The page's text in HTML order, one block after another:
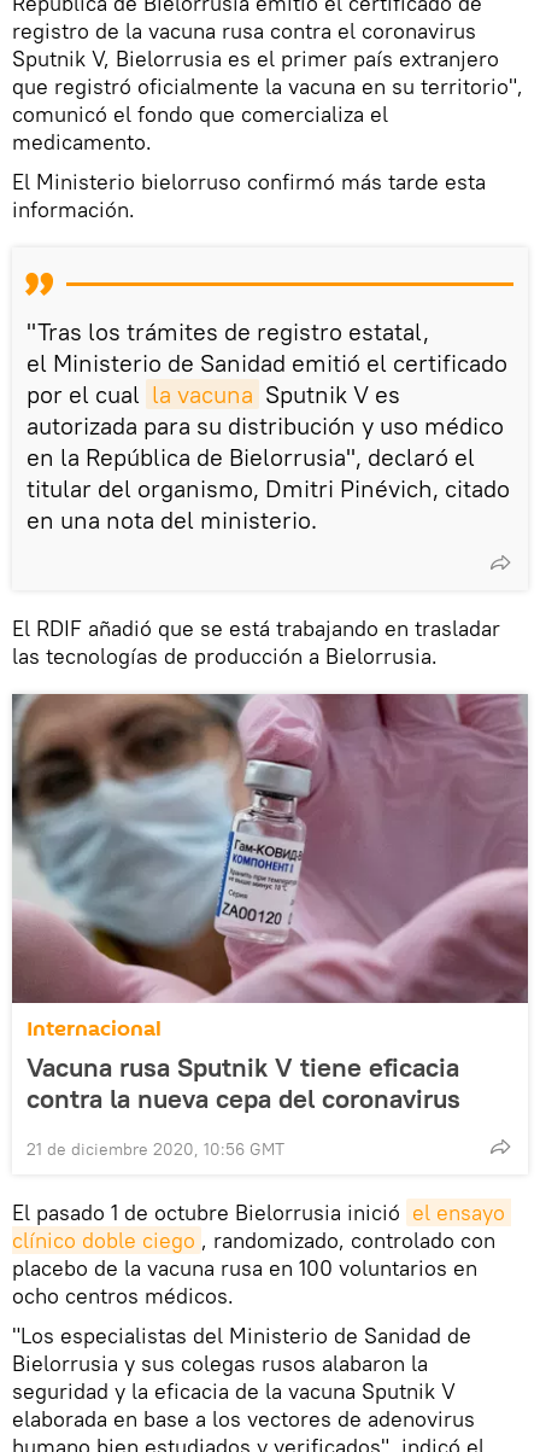
registro de la vacuna rusa contra el coronavirus
Sputnik V, Bielorrusia es el primer país extranjero
que registró oficialmente la vacuna en su territorio",
comunicó el fondo que comercializa el
medicamento.
El Ministerio bielorruso confirmó más tarde esta
información.
"Tras los trámites de registro estatal,
el Ministerio de Sanidad emitió el certificado
por el cual la vacuna Sputnik V es
autorizada para su distribución y uso médico
en la República de Bielorrusia", declaró el
titular del organismo, Dmitri Pinévich, citado
en una nota del ministerio.
El RDIF añadió que se está trabajando en trasladar
las tecnologías de producción a Bielorrusia.
Internacional
Vacuna rusa Sputnik V tiene eficacia
contra la nueva cepa del coronavirus
21 de diciembre 2020, 10:56 GMT
El pasado 1 de octubre Bielorrusia inició el ensayo
clínico doble ciego , randomizado, controlado con
placebo de la vacuna rusa en 100 voluntarios en
ocho centros médicos.
"Los especialistas del Ministerio de Sanidad de
Bielorrusia y sus colegas rusos alabaron la
seguridad y la eficacia de la vacuna Sputnik V
elaborada en base a los vectores de adenovirus